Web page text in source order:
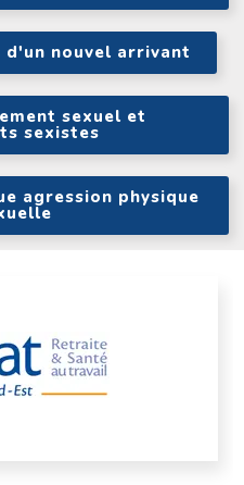
nouvel arrivant
sexuel et
sexistes
agression physique